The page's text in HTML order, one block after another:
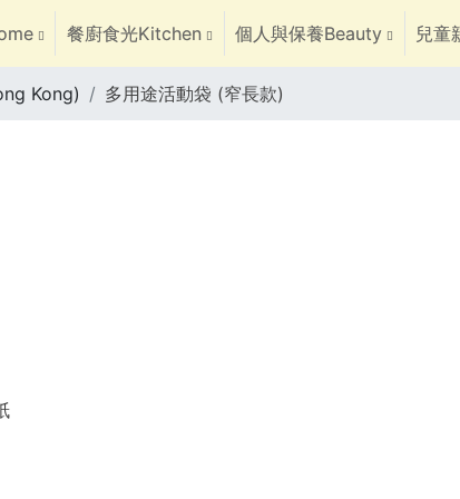
餐廚食光Kitchen 個人與保養Beauty 兒童
Kong) 多用途活動袋 (窄長款)